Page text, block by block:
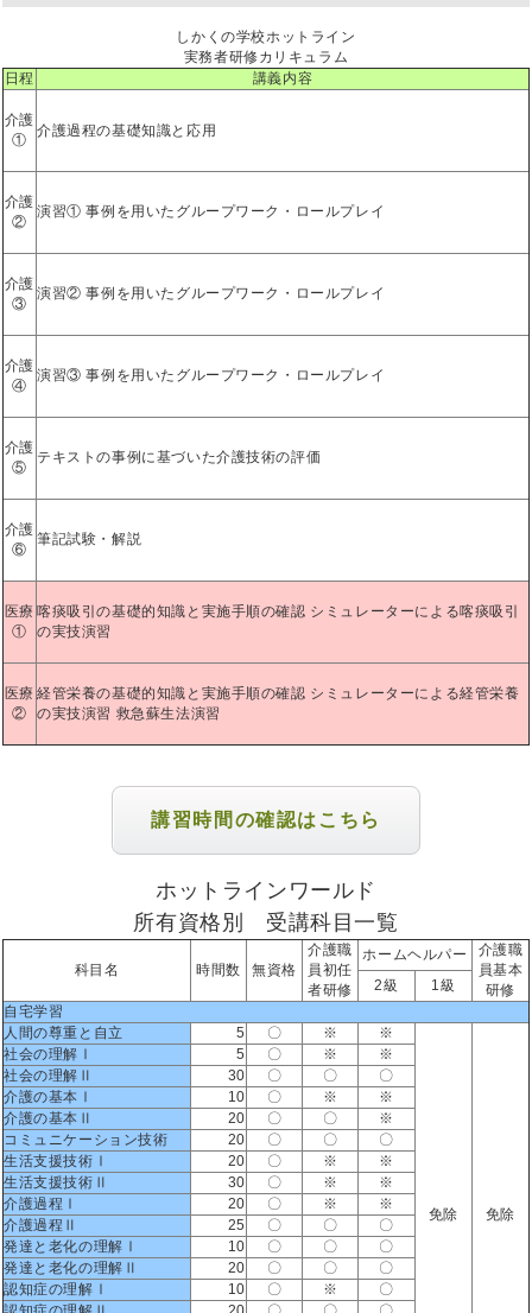
しかくの学校ホットライン
実務者研修カリキュラム
日程
講義内容
介護
①
介護過程の基礎知識と応用
介護
②
演習① 事例を用いたグループワーク・ロールプレイ
介護
③
演習② 事例を用いたグループワーク・ロールプレイ
介護
④
演習③ 事例を用いたグループワーク・ロールプレイ
介護
⑤
テキストの事例に基づいた介護技術の評価
介護
⑥
筆記試験・解説
医療
①
喀痰吸引の基礎的知識と実施手順の確認 シミュレーターによる喀痰吸引
の実技演習
医療
②
経管栄養の基礎的知識と実施手順の確認 シミュレーターによる経管栄養
の実技演習 救急蘇生法演習
講習時間の確認はこちら
ホットラインワールド
所有資格別 受講科目一覧
科目名 時間数 無資格
介護職
員初任
者研修
ホームヘルパー
介護職
員基本
研修
2級
1級
自宅学習
人間の尊重と自立
5 〇 ※ ※
免除 免除
社会の理解Ⅰ 5 〇 ※
※
社会の理解Ⅱ
30 〇 〇
〇
介護の基本Ⅰ
10 〇 ※
※
介護の基本Ⅱ
20 〇 〇
※
コミュニケーション技術
20 〇 〇
〇
生活支援技術Ⅰ
20 〇 ※
※
生活支援技術Ⅱ
30 〇 ※
※
介護過程Ⅰ
20 〇 ※
※
介護過程Ⅱ
25 〇 〇
〇
発達と老化の理解Ⅰ
10 〇 〇
〇
発達と老化の理解Ⅱ
20 〇 〇
〇
認知症の理解Ⅰ
10 〇 ※
〇